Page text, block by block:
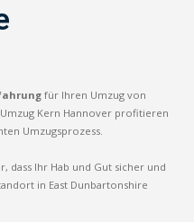
für Ihren Umzug von
Kern Hannover profitieren
Umzugsprozess.
dass Ihr Hab und Gut sicher und
in East Dunbartonshire